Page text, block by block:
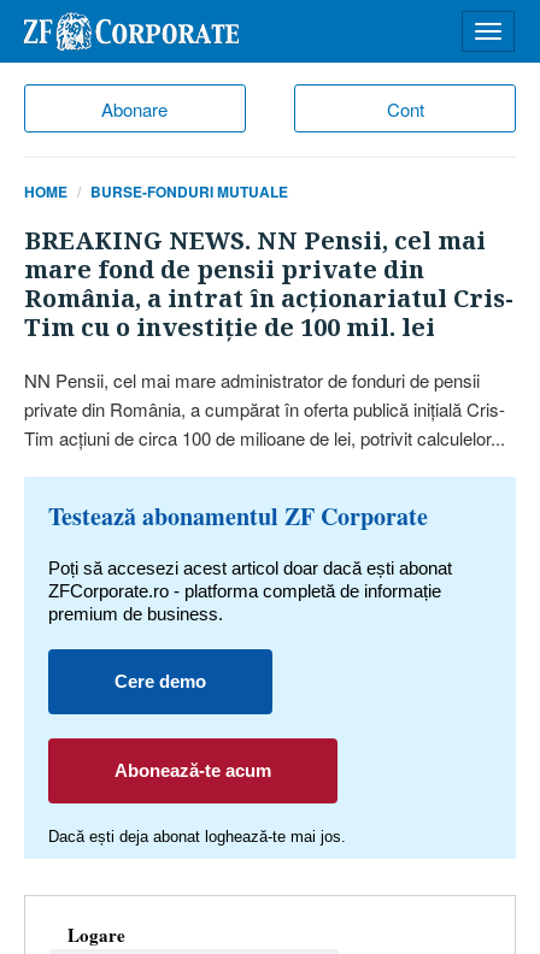
Abonare Cont
meniu
HOME BURSE-FONDURI MUTUALE
BREAKING NEWS. NN Pensii, cel mai
mare fond de pensii private din
România, a intrat în acţionariatul Cris-
Tim cu o investiţie de 100 mil. lei
NN Pensii, cel mai mare administrator de fonduri de pensii
private din România, a cumpărat în oferta publică iniţială Cris-
Tim acţiuni de circa 100 de milioane de lei, potrivit calculelor...
Testează abonamentul ZF Corporate
Poți să accesezi acest articol doar dacă ești abonat
ZFCorporate.ro - platforma completă de informație
premium de business.
Cere demo
Abonează-te acum
Dacă ești deja abonat loghează-te mai jos.
Logare